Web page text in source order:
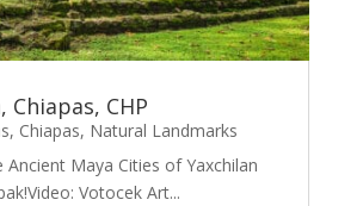
Chiapas, CHP
, Chiapas, Natural Landmarks
Ancient Maya Cities of Yaxchilan
Votocek Art...